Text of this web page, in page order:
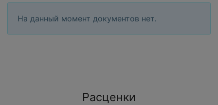
На данный момент документов нет.
Расценки